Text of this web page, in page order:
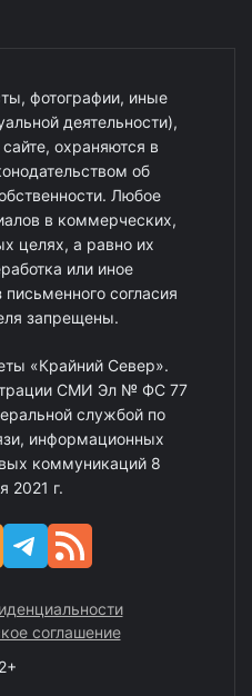
фотографии, иные
деятельности),
охраняются в
об
Любое
в коммерческих,
целях, а равно их
или иное
согласия
запрещены.
«Крайний Север».
СМИ Эл № ФС 77
службой по
информационных
коммуникаций 8
2021 г.
соглашение